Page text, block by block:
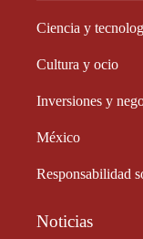
Ciencia y
Cultura y ocio
Inversiones y
México
Responsabilidad
Noticias